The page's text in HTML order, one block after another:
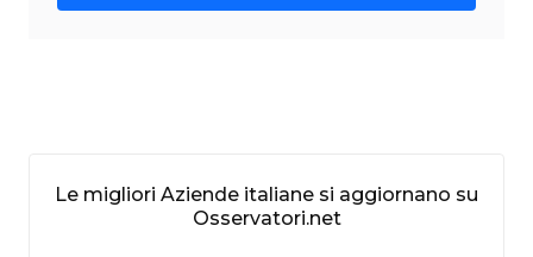
Le migliori Aziende italiane si aggiornano su
Osservatori.net